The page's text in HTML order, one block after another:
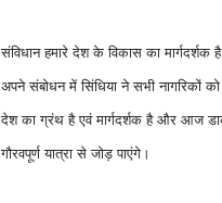
संविधान हमारे देश के विकास का मार्गदर्शक
अपने संबोधन में सिंधिया ने सभी नागरिकों
देश का ग्रंथ है एवं मार्गदर्शक है और आज डाक
गौरवपूर्ण यात्रा से जोड़ पाएंगे।